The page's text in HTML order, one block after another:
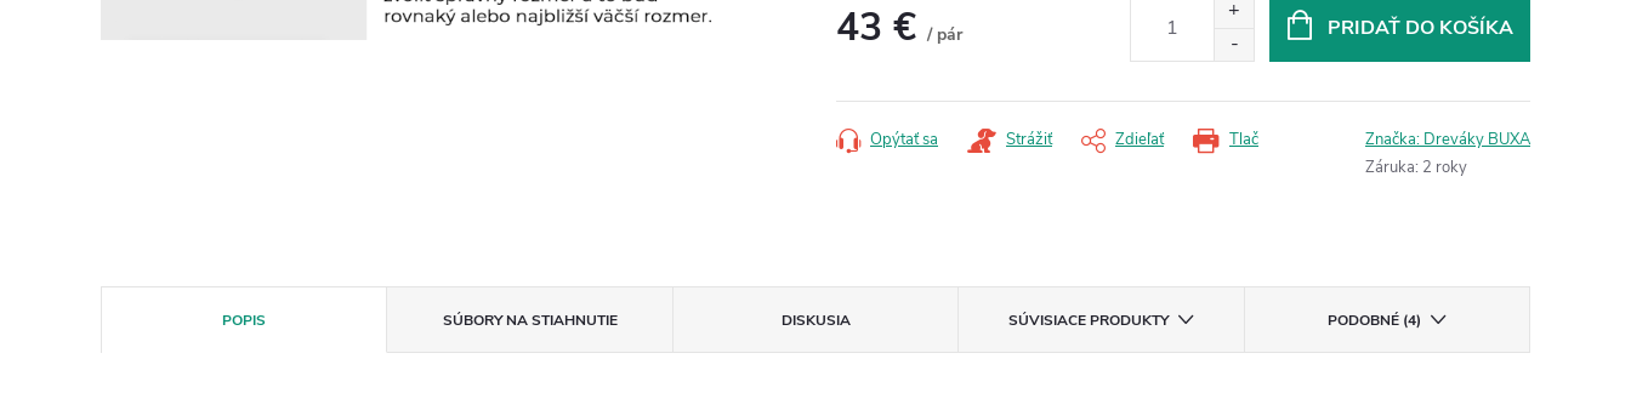
43 € / pár
PRIDAŤ DO KOŠÍKA
Tlač
Opýtať sa Strážiť Zdieľať Značka: Dreváky BUXA
Záruka: 2 roky
POPIS SÚBORY NA STIAHNUTIE DISKUSIA SÚVISIACE PRODUKTY PODOBNÉ (4)